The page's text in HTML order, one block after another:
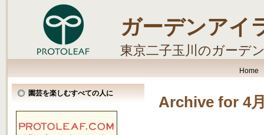
ガーデンアイ
東京二子玉川のガーデ
Home
園芸を楽しむすべての人に
Archive for 4